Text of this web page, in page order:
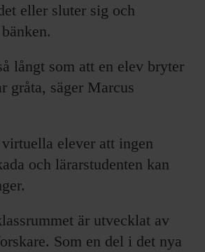
eller sluter sig och
långt som att en elev bryter
gråta, säger Marcus
elever att ingen
och lärarstudenten kan
är utvecklat av
Som en del i det nya